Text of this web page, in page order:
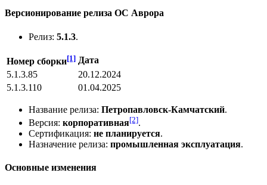
Версионирование релиза ОС Аврора
Релиз: 5.1.3.
Номер сборки[1] Дата
5.1.3.85
20.12.2024
5.1.3.110
01.04.2025
Название релиза: Петропавловск-Камчатский.
Версия: корпоративная[2].
Сертификация: не планируется.
Назначение релиза: промышленная эксплуатация.
Основные изменения